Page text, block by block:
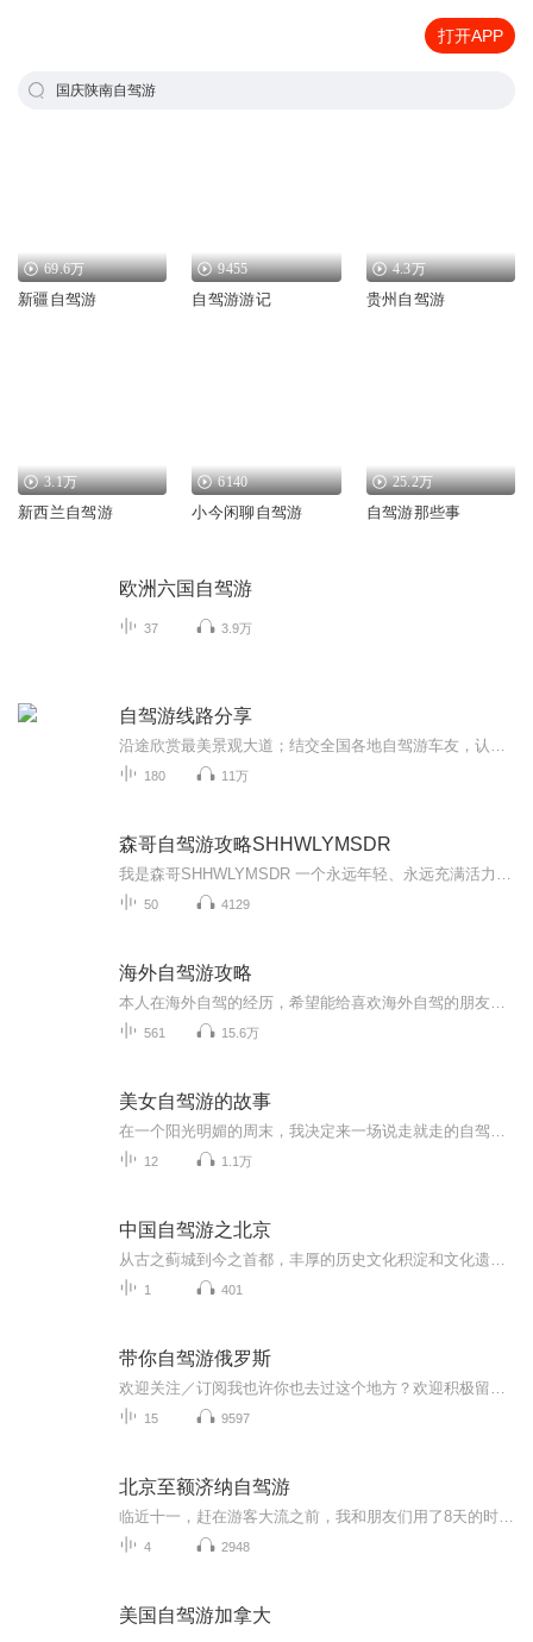
打开APP
国庆陕南自驾游
69.6万
新疆自驾游
9455
自驾游游记
4.3万
贵州自驾游
3.1万
新西兰自驾游
6140
小今闲聊自驾游
25.2万
自驾游那些事
欧洲六国自驾游
37 3.9万
自驾游线路分享
180 11万
森哥自驾游攻略SHHWLYMSDR
50 4129
海外自驾游攻略
561 15.6万
美女自驾游的故事
12 1.1万
中国自驾游之北京
1 401
带你自驾游俄罗斯
15 9597
北京至额济纳自驾游
4 2948
美国自驾游加拿大